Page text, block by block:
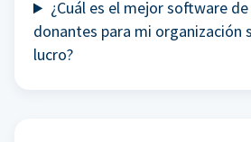
¿Cuál es el mejor software
donantes para mi organización
lucro?